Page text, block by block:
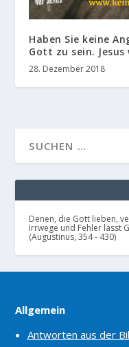
Haben Sie keine
Gott zu sein. Jesus
28. Dezember 2018
Denen, die Gott lieben,
Irrwege und Fehler lässt
(Augustinus, 354 - 430)
Allgemein
Antworten aus der